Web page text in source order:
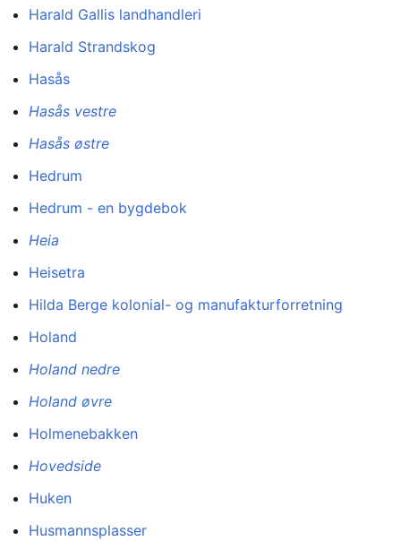
Harald Gallis landhandleri
Harald Strandskog
Hasås
Hasås vestre
Hasås østre
Hedrum
Hedrum - en bygdebok
Heia
Heisetra
Hilda Berge kolonial- og manufakturforretning
Holand
Holand nedre
Holand øvre
Holmenebakken
Hovedside
Huken
Husmannsplasser